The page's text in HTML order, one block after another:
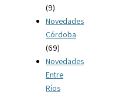
(9)
Novedades
Córdoba
(69)
Novedades
Entre
Ríos